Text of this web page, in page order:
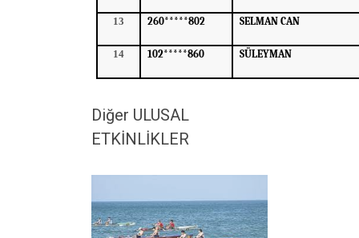
13 260*****802 SELMAN CAN
14 102*****860 SÜLEYMAN
Diğer ULUSAL
ETKİNLİKLER